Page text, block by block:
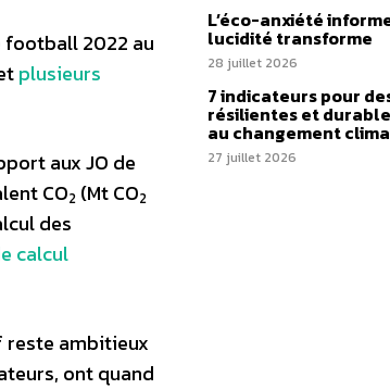
football 2022 au
plusieurs
aux JO de
CO2 (Mt CO2
des
calcul
reste ambitieux
ont quand
L’éco-anxiété
lucidité transforme
28 juillet 2026
7 indicateurs pour
résilientes et
au changement
27 juillet 2026